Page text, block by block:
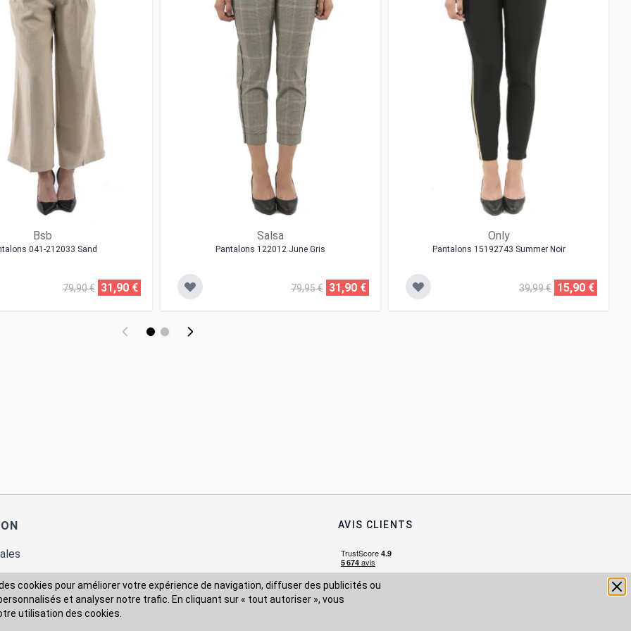
cookies pour améliorer votre expérience de navigation, diffuser des publicités ou
et analyser notre trafic. En cliquant sur « tout autoriser », vous
utilisation des cookies.
Bsb
041-212033 Sand
79,90 € 31,90 €
Salsa
Pantalons 122012 June Gris
79,95 € 31,90 €
Only
Pantalons 15192743 Summer Noir
39,99 € 15,90 €
données
AVIS CLIENTS